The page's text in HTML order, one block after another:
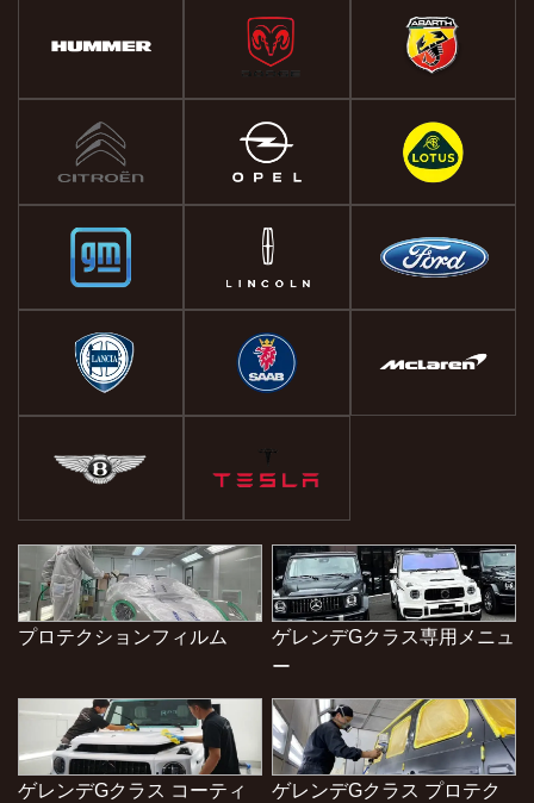
プロテクションフィルム
ゲレンデGクラス専用メニュ
ー
ゲレンデGクラス コーティ
ゲレンデGクラス プロテク